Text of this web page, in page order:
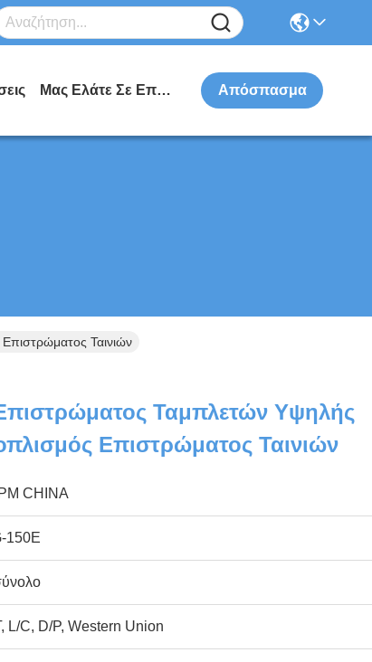
Μας Ελάτε Σε Επαφή Με Απόσπασμα
Ταινιών
Ταμπλετών Υψηλής
Επιστρώματος Ταινιών
CHINA
150E
L/C, D/P, Western Union